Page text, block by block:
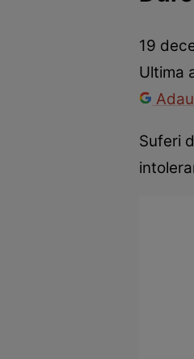
Dezvoltare personală19
Ultima
Suferi